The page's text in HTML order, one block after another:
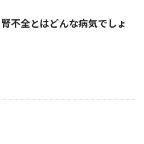
不全とはどんな病気でしょ